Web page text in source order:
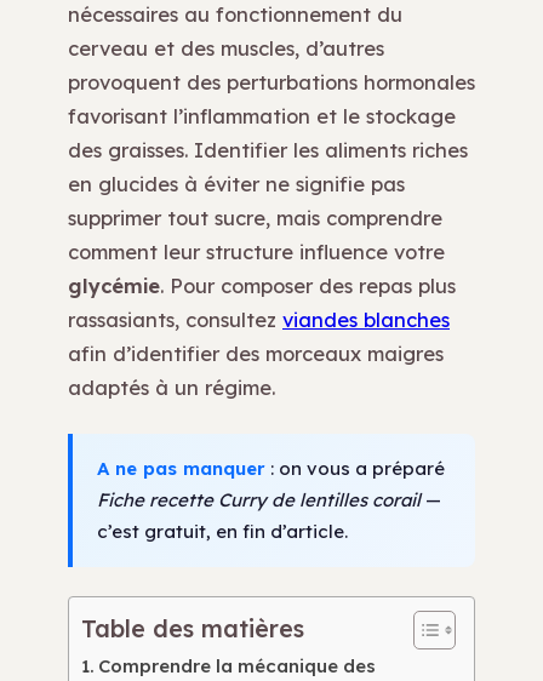
nécessaires au fonctionnement du
cerveau et des muscles, d’autres
provoquent des perturbations hormonales
favorisant l’inflammation et le stockage
des graisses. Identifier les aliments riches
en glucides à éviter ne signifie pas
supprimer tout sucre, mais comprendre
comment leur structure influence votre
glycémie. Pour composer des repas plus
rassasiants, consultez viandes blanches
afin d’identifier des morceaux maigres
adaptés à un régime.
A ne pas manquer : on vous a préparé
Fiche recette Curry de lentilles corail—
c’est gratuit, en fin d’article.
Table des matières
Comprendre la mécanique des